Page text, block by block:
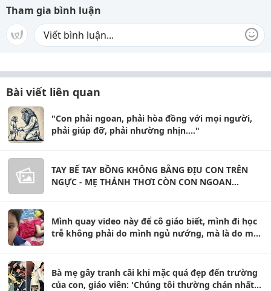
Tham gia bình luận
Bài viết liên quan
"Con phải ngoan, phải hòa đồng với mọi người,
phải giúp đỡ, phải nhường nhịn...."
TAY BẾ TAY BỒNG KHÔNG BẰNG ĐỊU CON TRÊN
NGỰC - MẸ THẢNH THƠI CÒN CON NGOAN
Mình quay video này để cô giáo biết, mình đi học
trễ không phải do mình ngủ nướng, mà là do mẹ
Bà mẹ gây tranh cãi khi mặc quá đẹp đến trường
của con, giáo viên: 'Chúng tôi thường chán nhất